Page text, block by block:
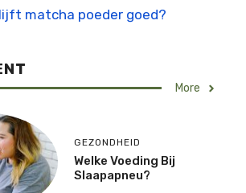
matcha poeder goed?
More
GEZONDHEID
Welke Voeding Bij
Slaapapneu?